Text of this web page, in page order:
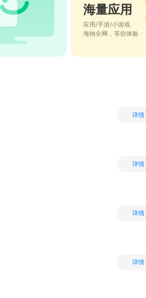
海量应用
应用/手游/小游戏
海纳全网，等你体验
详情
详情
详情
详情